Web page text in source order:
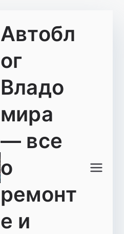
Автобл
ог
Владо
мира
— все
о
ремонт
е и